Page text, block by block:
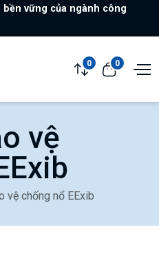
vững của ngành công
0 0
vệ
vệ chống nổ EExib